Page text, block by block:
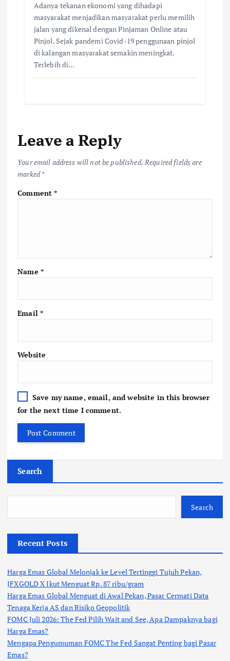
Adanya tekanan ekonomi yang dihadapi
masyarakat menjadikan masyarakat perlu memilih
jalan yang dikenal dengan Pinjaman Online atau
Pinjol. Sejak pandemi Covid-19 penggunaan pinjol
di kalangan masyarakat semakin meningkat.
Terlebih di…
Leave a Reply
Your email address will not be published. Required fields are
marked*
Comment*
Name *
Email *
Website
Save my name, email, and website in this browser
for the next time I comment.
Search
Search
Recent Posts
Harga Emas Global Melonjak ke Level Tertinggi Tujuh Pekan,
JFXGOLD X Ikut Menguat Rp. 87 ribu/gram
Harga Emas Global Menguat di Awal Pekan, Pasar Cermati Data
Tenaga Kerja AS dan Risiko Geopolitik
FOMC Juli 2026: The Fed Pilih Wait and See, Apa Dampaknya bagi
Harga Emas?
Mengapa Pengumuman FOMC The Fed Sangat Penting bagi Pasar
Emas?